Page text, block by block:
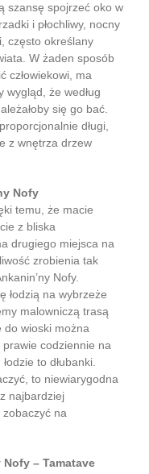
szansę spojrzeć oko w
i płochliwy, nocny
często określany
W żaden sposób
człowiekowi, ma
wygląd, że według
się go bać.
długi,
z wnętrza drzew
Nofy
temu, że macie
z bliska
drugiego miejsca na
zrobienia tak
Nofy.
łodzią na wybrzeże
malowniczą trasą
do wioski można
codziennie na
to dłubanki.
to niewiarygodna
najbardziej
na
Nofy – Tamatave